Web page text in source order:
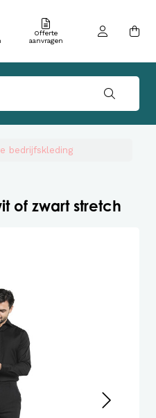
Offerte
aanvragen
bedrijfskleding
of zwart stretch